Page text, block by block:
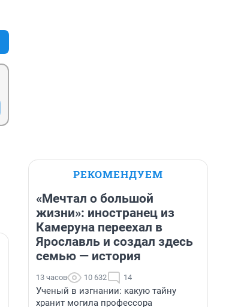
РЕКОМЕНДУЕМ
«Мечтал о большой
жизни»: иностранец из
Камеруна переехал в
Ярославль и создал здесь
семью — история
13 часов 10 632 14
Ученый в изгнании: какую тайну
хранит могила профессора